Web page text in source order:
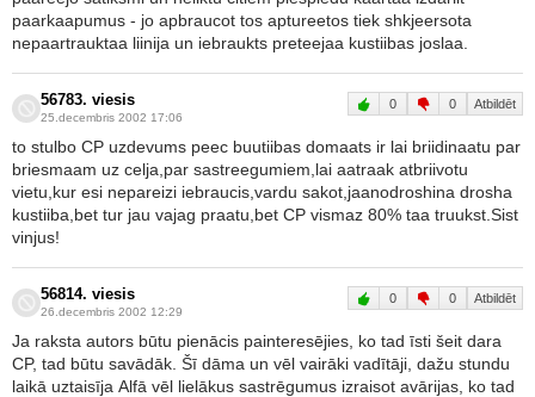
paarkaapumus - jo apbraucot tos aptureetos tiek shkjeersota
nepaartrauktaa liinija un iebraukts preteejaa kustiibas joslaa.
56783. viesis
25.decembris 2002 17:06
0 0 Atbildēt
to stulbo CP uzdevums peec buutiibas domaats ir lai briidinaatu par
briesmaam uz celja,par sastreegumiem,lai aatraak atbriivotu
vietu,kur esi nepareizi iebraucis,vardu sakot,jaanodroshina drosha
kustiiba,bet tur jau vajag praatu,bet CP vismaz 80% taa truukst.Sist
vinjus!
56814. viesis
26.decembris 2002 12:29
0 0 Atbildēt
Ja raksta autors būtu pienācis painteresējies, ko tad īsti šeit dara
CP, tad būtu savādāk. Šī dāma un vēl vairāki vadītāji, dažu stundu
laikā uztaisīja Alfā vēl lielākus sastrēgumus izraisot avārijas, ko tad